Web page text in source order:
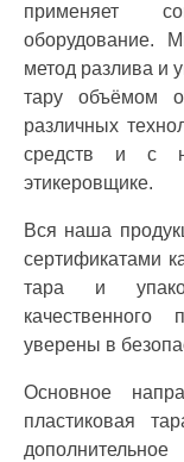
применяет
оборудование.
метод разлива и
тару
различных
средств и с
этикеровщике.
Вся наша
сертификатами
тара и
уверены в
Основное
пластиковая